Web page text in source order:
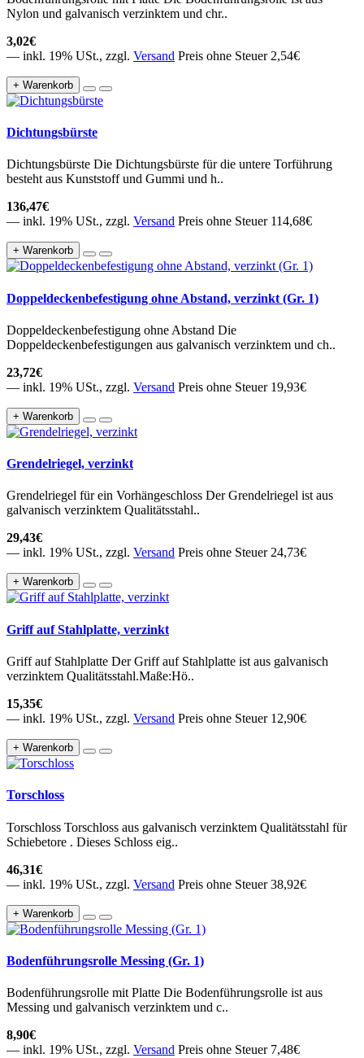
Nylon und galvanisch verzinktem und chr..
3,02€
— inkl. 19% USt., zzgl. Versand Preis ohne Steuer 2,54€
+ Warenkorb
Dichtungsbürste
Dichtungsbürste Die Dichtungsbürste für die untere Torführung
besteht aus Kunststoff und Gummi und h..
136,47€
— inkl. 19% USt., zzgl. Versand Preis ohne Steuer 114,68€
+ Warenkorb
Doppeldeckenbefestigung ohne Abstand, verzinkt (Gr. 1)
Doppeldeckenbefestigung ohne Abstand Die
Doppeldeckenbefestigungen aus galvanisch verzinktem und ch..
23,72€
— inkl. 19% USt., zzgl. Versand Preis ohne Steuer 19,93€
+ Warenkorb
Grendelriegel, verzinkt
Grendelriegel für ein Vorhängeschloss Der Grendelriegel ist aus
galvanisch verzinktem Qualitätsstahl..
29,43€
— inkl. 19% USt., zzgl. Versand Preis ohne Steuer 24,73€
+ Warenkorb
Griff auf Stahlplatte, verzinkt
Griff auf Stahlplatte Der Griff auf Stahlplatte ist aus galvanisch
verzinktem Qualitätsstahl.Maße:Hö..
15,35€
— inkl. 19% USt., zzgl. Versand Preis ohne Steuer 12,90€
+ Warenkorb
Torschloss
Torschloss Torschloss aus galvanisch verzinktem Qualitätsstahl für
Schiebetore . Dieses Schloss eig..
46,31€
— inkl. 19% USt., zzgl. Versand Preis ohne Steuer 38,92€
+ Warenkorb
Bodenführungsrolle Messing (Gr. 1)
Bodenführungsrolle mit Platte Die Bodenführungsrolle ist aus
Messing und galvanisch verzinktem und c..
8,90€
— inkl. 19% USt., zzgl. Versand Preis ohne Steuer 7,48€